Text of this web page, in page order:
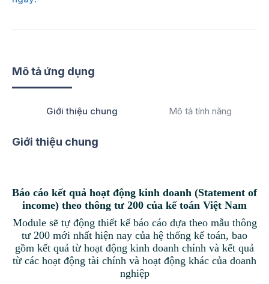
Mô tả ứng dụng
Giới thiệu chung Mô tả tính năng
Giới thiệu chung
Báo cáo kết quả hoạt động kinh doanh (Statement of
income) theo thông tư 200 của kế toán Việt Nam
Module sẽ tự động thiết kế báo cáo dựa theo mẫu thông
tư 200 mới nhất hiện nay của hệ thống kế toán, bao
gồm kết quả từ hoạt động kinh doanh chính và kết quả
từ các hoạt động tài chính và hoạt động khác của doanh
nghiệp